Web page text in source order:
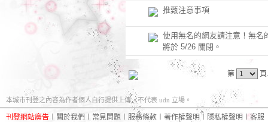
推甄注意事項
使用無名的網友請注意！無名
將於 5/26 關閉。
第
本城市刊登之內容為作者個人自行提供上傳，不代表 udn 立場。
刊登網站廣告 關於我們 常見問題 服務條款 著作權聲明 隱私權聲明 客服